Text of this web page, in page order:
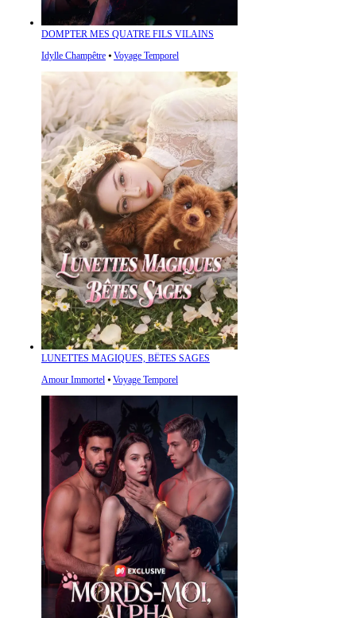
DOMPTER MES QUATRE FILS VILAINS
Idylle Champêtre ⦁ Voyage Temporel
LUNETTES MAGIQUES, BÊTES SAGES
Amour Immortel ⦁ Voyage Temporel